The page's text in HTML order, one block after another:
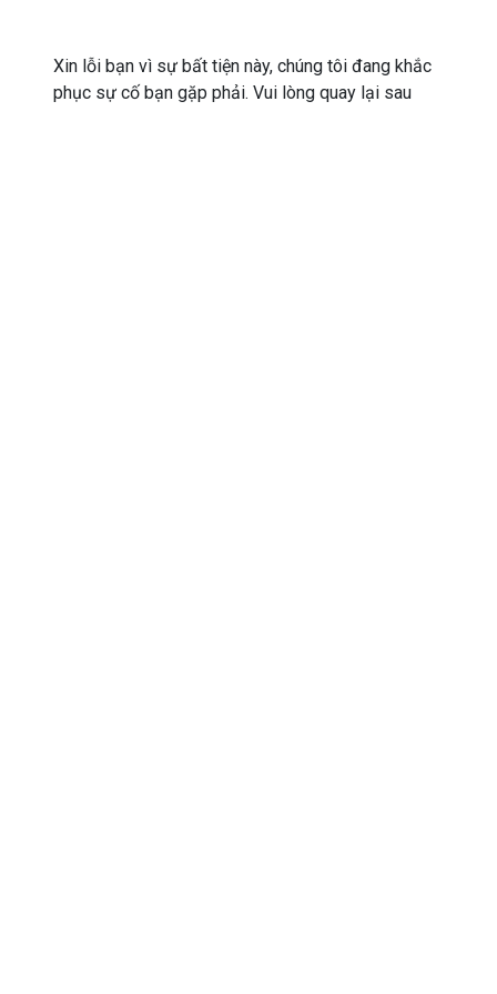
Xin lỗi bạn vì sự bất tiện này, chúng tôi đang khắc
phục sự cố bạn gặp phải. Vui lòng quay lại sau